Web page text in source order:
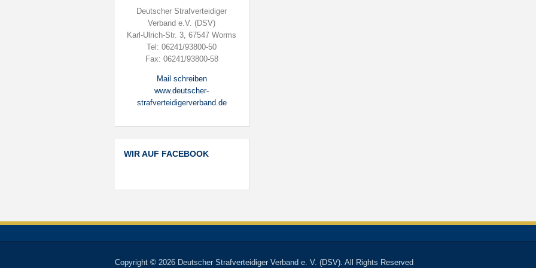
Deutscher Strafverteidiger
Verband e.V. (DSV)
Karl-Ulrich-Str. 3, 67547 Worms
Tel: 06241/93800-50
Fax: 06241/93800-58
Mail schreiben
www.deutscher-
strafverteidigerverband.de
WIR AUF FACEBOOK
Copyright © 2026 Deutscher Strafverteidiger Verband e. V. (DSV). All Rights Reserved